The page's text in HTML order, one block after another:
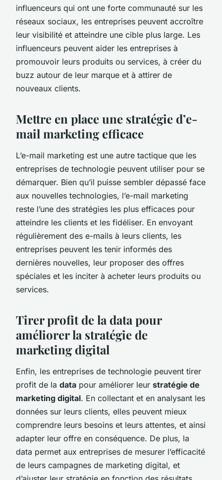
influenceurs qui ont une forte communauté sur les
réseaux sociaux, les entreprises peuvent accroître
leur visibilité et atteindre une cible plus large. Les
influenceurs peuvent aider les entreprises à
promouvoir leurs produits ou services, à créer du
buzz autour de leur marque et à attirer de
nouveaux clients.
Mettre en place une stratégie d’e-
mail marketing efficace
L’e-mail marketing est une autre tactique que les
entreprises de technologie peuvent utiliser pour se
démarquer. Bien qu’il puisse sembler dépassé face
aux nouvelles technologies, l’e-mail marketing
reste l’une des stratégies les plus efficaces pour
atteindre les clients et les fidéliser. En envoyant
régulièrement des e-mails à leurs clients, les
entreprises peuvent les tenir informés des
dernières nouvelles, leur proposer des offres
spéciales et les inciter à acheter leurs produits ou
services.
Tirer profit de la data pour
améliorer la stratégie de
marketing digital
Enfin, les entreprises de technologie peuvent tirer
profit de la data pour améliorer leur stratégie de
marketing digital. En collectant et en analysant les
données sur leurs clients, elles peuvent mieux
comprendre leurs besoins et leurs attentes, et ainsi
adapter leur offre en conséquence. De plus, la
data permet aux entreprises de mesurer l’efficacité
de leurs campagnes de marketing digital, et